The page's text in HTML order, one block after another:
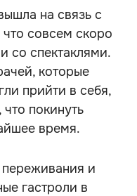
на связь с
совсем скоро
со спектаклями.
которые
прийти в себя,
покинуть
время.
и
гастроли в